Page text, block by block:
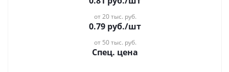
от 20 тыс. руб.
0.79 руб./шт
от 50 тыс. руб.
Спец. цена